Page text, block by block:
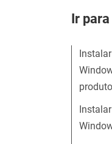
Ir para
produto